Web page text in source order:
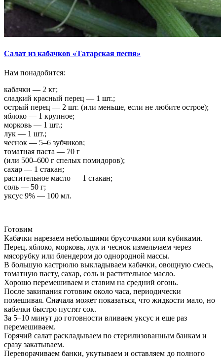
Салат из кабачков «Татарская песня»
Нам понадобится:
кабачки — 2 кг;
сладкий красный перец — 1 шт.;
острый перец — 2 шт. (или меньше, если не любите острое);
яблоко — 1 крупное;
морковь — 1 шт.;
лук — 1 шт.;
чеснок — 5–6 зубчиков;
томатная паста — 70 г
(или 500–600 г спелых помидоров);
сахар — 1 стакан;
растительное масло — 1 стакан;
соль — 50 г;
уксус 9% — 100 мл.
Готовим
Кабачки нарезаем небольшими брусочками или кубиками.
Перец, яблоко, морковь, лук и чеснок измельчаем через
мясорубку или блендером до однородной массы.
В большую кастрюлю выкладываем кабачки, овощную смесь,
томатную пасту, сахар, соль и растительное масло.
Хорошо перемешиваем и ставим на средний огонь.
После закипания готовим около часа, периодически
помешивая. Сначала может показаться, что жидкости мало, но
кабачки быстро пустят сок.
За 5–10 минут до готовности вливаем уксус и еще раз
перемешиваем.
Горячий салат раскладываем по стерилизованным банкам и
сразу закатываем.
Переворачиваем банки, укутываем и оставляем до полного